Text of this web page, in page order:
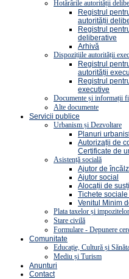
Hotărârile autorității
Registrul
autorității
Registrul
deliberative
Arhivă
Dispozițiile autorității
Registrul
autorității
Registrul
executive
Documente și informații
Alte documente
Servicii publice
Urbanism și Dezvoltare
Planuri
Autorizații de
Certificate de
Asistență socială
Ajutor de
Ajutor social
Alocații de
Tichete
Venitul Minim
Plata taxelor și impozitelor
Stare civilă
Formulare - Depunere
Comunitate
Educație, Cultură și
Mediu și Turism
Anunturi
Contact